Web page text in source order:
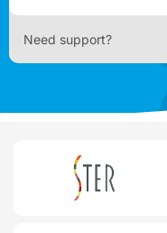
Need support?